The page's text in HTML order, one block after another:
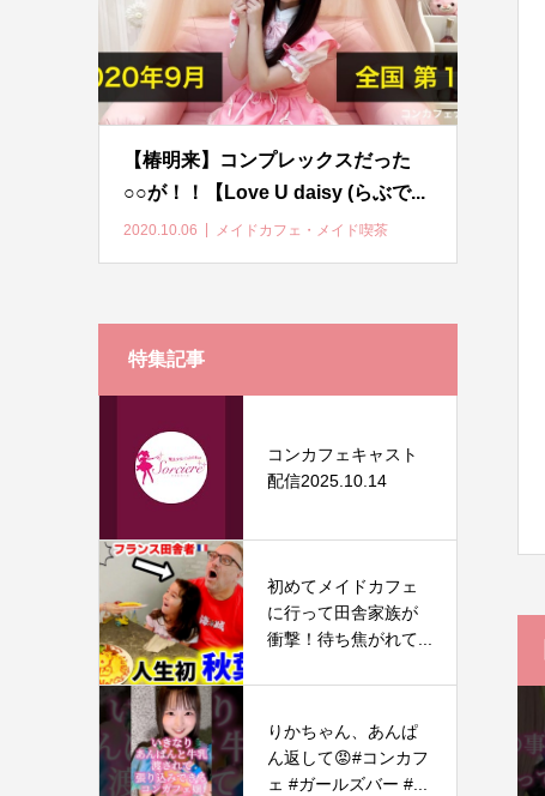
【椿明来】コンプレックスだった
○○が！！【Love U daisy (らぶで...
2020.10.06 メイドカフェ・メイド喫茶
特集記事
コンカフェキャスト
配信2025.10.14
初めてメイドカフェ
に行って田舎家族が
衝撃！待ち焦がれて...
りかちゃん、あんぱ
ん返して😡#コンカフ
ェ #ガールズバー #...